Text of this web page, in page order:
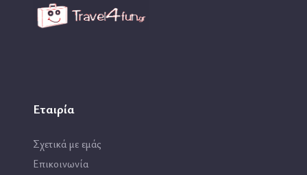
Εταιρία
Σχετικά με εμάς
Επικοινωνία